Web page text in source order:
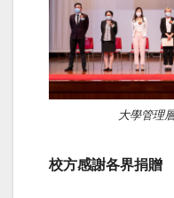
大學管理
校方感謝各界捐贈